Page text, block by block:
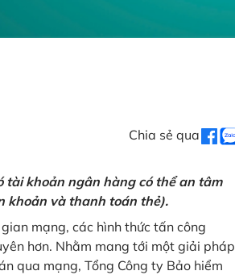
Chia sẻ qua
tài khoản ngân hàng có thể an tâm
khoản và thanh toán thẻ).
mạng, các hình thức tấn công
hơn. Nhằm mang tới một giải pháp
qua mạng, Tổng Công ty Bảo hiểm